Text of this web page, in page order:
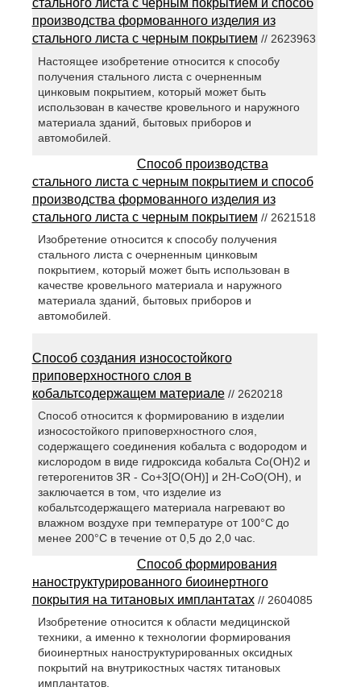
стального листа с черным покрытием и способ
производства формованного изделия из
стального листа с черным покрытием // 2623963
Настоящее изобретение относится к способу
получения стального листа с очерненным
цинковым покрытием, который может быть
использован в качестве кровельного и наружного
материала зданий, бытовых приборов и
автомобилей.
Способ производства
стального листа с черным покрытием и способ
производства формованного изделия из
стального листа с черным покрытием // 2621518
Изобретение относится к способу получения
стального листа с очерненным цинковым
покрытием, который может быть использован в
качестве кровельного материала и наружного
материала зданий, бытовых приборов и
автомобилей.
Способ создания износостойкого
приповерхностного слоя в
кобальтсодержащем материале// 2620218
Способ относится к формированию в изделии
износостойкого приповерхностного слоя,
содержащего соединения кобальта с водородом и
кислородом в виде гидроксида кобальта Со(ОН)2 и
гетерогенитов 3R - Со+3[O(ОН)] и 2Н-СоО(ОН), и
заключается в том, что изделие из
кобальтсодержащего материала нагревают во
влажном воздухе при температуре от 100°С до
менее 200°С в течение от 0,5 до 2,0 час.
Способ формирования
наноструктурированного биоинертного
покрытия на титановых имплантатах// 2604085
Изобретение относится к области медицинской
техники, а именно к технологии формирования
биоинертных наноструктурированных оксидных
покрытий на внутрикостных частях титановых
имплантатов.